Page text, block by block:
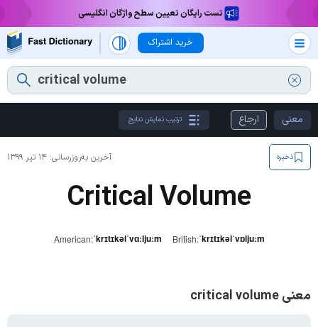
تست رایگان تعیین سطح واژگان انگلیسی
خرید اشتراک
معنی ارجاع ترتیب نمایش نتایج
آخرین به‌روزرسانی: ۱۴ تیر ۱۳۹۹ ذخیره
Critical Volume
American:ˈkrɪtɪkəlˈvɑːljuːm British:ˈkrɪtɪkəlˈvɒljuːm
معنی critical volume